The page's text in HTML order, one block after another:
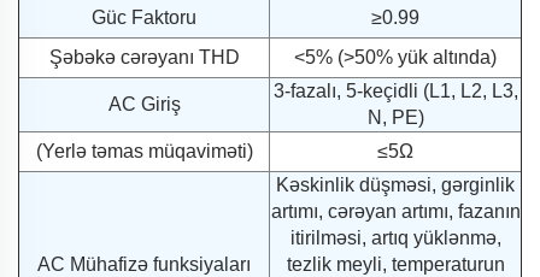
Güc Faktoru
≥0.99
Şəbəkə cərəyanı THD
<5% (>50% yük altında)
AC Giriş
3-fazalı, 5-keçidli (L1, L2, L3,
N, PE)
(Yerlə təmas müqaviməti)
≤5Ω
AC Mühafizə funksiyaları
Kəskinlik düşməsi, gərginlik
artımı, cərəyan artımı, fazanın
itirilməsi, artıq yüklənmə,
tezlik meyli, temperaturun